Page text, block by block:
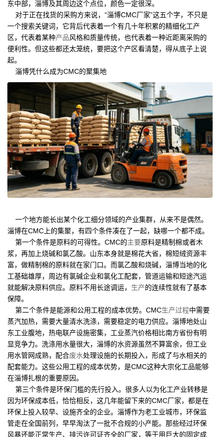
东中部，淄博及其周边这个点位，颜色一定很深。
对于正在找货的采购方来说，“淄博CMC厂家”这五个字，不只是
一个搜索关键词，它背后代表着一个有几十年积累的精细化工产
区，代表着某种产品风格和质量传统，也代表着一种近距离采购的
便利性。但这些都还太笼统，要把这个产区看清楚，得从底子上说
起。
淄博凭什么成为CMC的聚集地
一个地方能长出某个化工细分领域的产业集群，从来不是偶然。
淄博在CMC上的集聚，有四个条件凑在了一起，缺哪一个都不成。
第一个条件是原料的可得性。CMC的主要原料是精制棉或者木
浆，再加上烧碱和氯乙酸。山东本身就是棉花大省，棉短绒资源丰
富，做精制棉的原料就在家门口。而氯乙酸和烧碱，淄博当地的化
工基础雄厚，周边有氯碱企业和氯化工配套，管道运输和短途汽运
就能解决原料供应。原料不用长途调运， 生产的连续性就有了基本
保障。
第二个条件是能源和公用工程的成本优势。CMC生产过程中需要
蒸汽加热，需要大量清水洗涤，需要稳定的电力供应。淄博地处山
东工业腹地，热电联产设施密集，工业蒸汽价格相比南方省份有明
显竞争力。洗涤用水量很大，淄博的水资源虽然不算富余，但工业
用水管网成熟，配合废水处理设施的长期投入，形成了与水相关的
配套能力。这些公用工程的成本优势，是CMC这种大宗化工品能够
在淄博扎根的重要原因。
第三个条件是环保门槛的先行投入。很多人以为化工产业转移是
因为环保成本低，恰恰相反，这几年能留下来的CMC厂家，都是在
环保上投入较早、设施齐全的企业。淄博作为老工业城市，环保监
管走在全国前列，早早淘汰了一批不合规的小产能。那些经过环保
风暴还能正常生产、排污许可证齐全的厂家，等于用巨大的固定成